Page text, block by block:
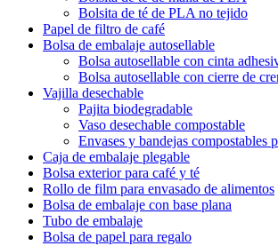
Bolsita de té de PLA no tejido
Papel de filtro de café
Bolsa de embalaje autosellable
Bolsa autosellable con cinta
Bolsa autosellable con cierre de
Vajilla desechable
Pajita biodegradable
Vaso desechable compostable
Envases y bandejas compostables
Caja de embalaje plegable
Bolsa exterior para café y té
Rollo de film para envasado de alimentos
Bolsa de embalaje con base plana
Tubo de embalaje
Bolsa de papel para regalo